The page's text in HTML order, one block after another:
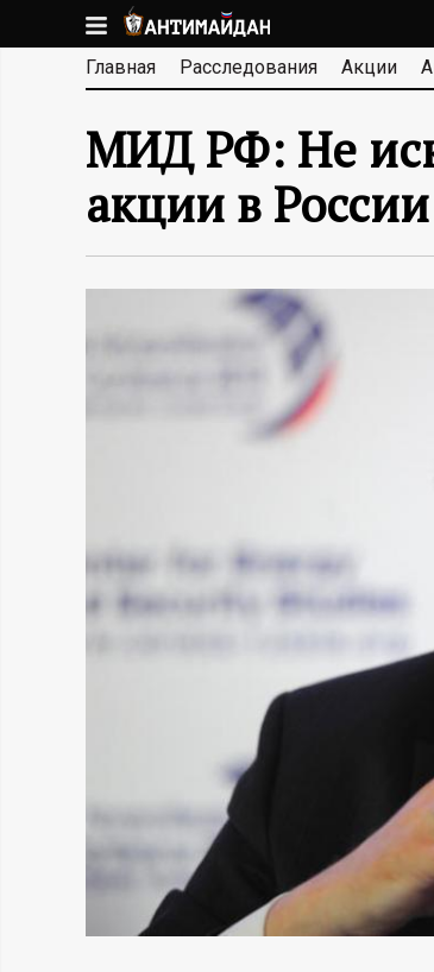
к
основномуА
Н
Т
И
М
А
Й
Н
ф
р
Главная Расследования Акции
МИД РФ: Не
акции в России